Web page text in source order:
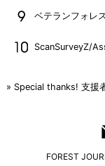
ベテランフォレ
ScanSurveyZ/
» Special thanks! 支援
FOREST